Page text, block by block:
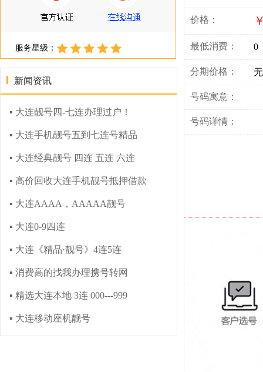
价格：
最低消费： 0
分期价格： 无
号码寓意：
号码详情：
服务星级：
新闻资讯
▪ 大连靓号四-七连办理过户！
▪ 大连手机靓号五到七连号精品
▪ 大连经典靓号 四连 五连 六连
▪ 高价回收大连手机靓号抵押借款
▪ 大连AAAA，AAAAA靓号
▪ 大连0-9四连
▪ 大连《精品·靓号》4连5连
▪ 消费高的找我办理携号转网
▪ 精选大连本地 3连 000---999
▪ 大连移动座机靓号